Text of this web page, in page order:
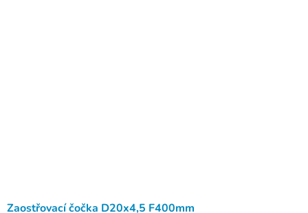
Zaostřovací čočka D20x4,5 F400mm